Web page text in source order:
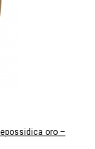
oro –